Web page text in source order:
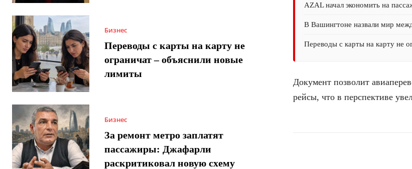
Бизнес
Переводы с карты на карту не
ограничат – объяснили новые
лимиты
Бизнес
За ремонт метро заплатят
пассажиры: Джафарли
раскритиковал новую схему
AZAL начал экономить на
В Вашингтоне назвали мир
Переводы с карты на карту не
Документ позволит
рейсы, что в перспективе